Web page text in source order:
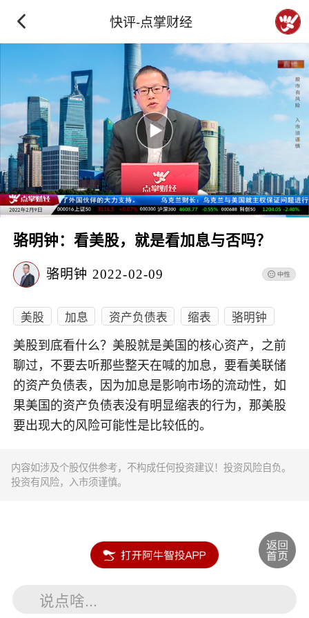
快评-点掌财经
骆明钟：看美股，就是看加息与否吗？
骆明钟 2022-02-09
美股 加息 资产负债表 缩表 骆明钟
美股到底看什么？美股就是美国的核心资产，之前
聊过，不要去听那些整天在喊的加息，要看美联储
的资产负债表，因为加息是影响市场的流动性，如
果美国的资产负债表没有明显缩表的行为，那美股
要出现大的风险可能性是比较低的。
内容如涉及个股仅供参考，不构成任何投资建议！投资风险自负。
投资有风险，入市须谨慎。
说点啥...